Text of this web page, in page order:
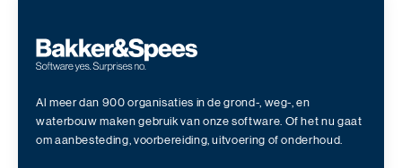
Al meer dan 900 organisaties in de grond-, weg-, en
waterbouw maken gebruik van onze software. Of het nu gaat
om aanbesteding, voorbereiding, uitvoering of onderhoud.